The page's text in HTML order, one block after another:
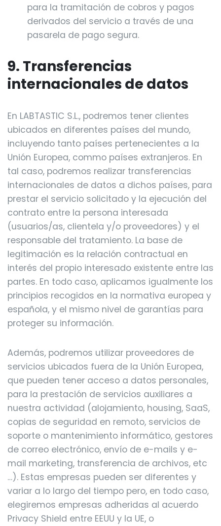
para la tramitación de cobros y pagos
derivados del servicio a través de una
pasarela de pago segura.
9. Transferencias
internacionales de datos
En LABTASTIC S.L., podremos tener clientes
ubicados en diferentes países del mundo,
incluyendo tanto países pertenecientes a la
Unión Europea, commo países extranjeros. En
tal caso, podremos realizar transferencias
internacionales de datos a dichos países, para
prestar el servicio solicitado y la ejecución del
contrato entre la persona interesada
(usuarios/as, clientela y/o proveedores) y el
responsable del tratamiento. La base de
legitimación es la relación contractual en
interés del propio interesado existente entre las
partes. En todo caso, aplicamos igualmente los
principios recogidos en la normativa europea y
española, y el mismo nivel de garantías para
proteger su información.
Además, podremos utilizar proveedores de
servicios ubicados fuera de la Unión Europea,
que pueden tener acceso a datos personales,
para la prestación de servicios auxiliares a
nuestra actividad (alojamiento, housing, SaaS,
copias de seguridad en remoto, servicios de
soporte o mantenimiento informático, gestores
de correo electrónico, envío de e-mails y e-
mail marketing, transferencia de archivos, etc
…). Estas empresas pueden ser diferentes y
variar a lo largo del tiempo pero, en todo caso,
elegiremos empresas adheridas al acuerdo
Privacy Shield entre EEUU y la UE, o